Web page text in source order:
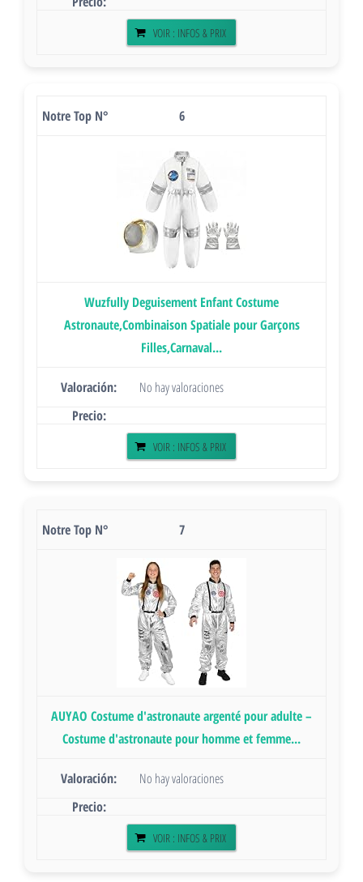
VOIR : INFOS & PRIX
6
Wuzfully Deguisement Enfant Costume
Astronaute,Combinaison Spatiale pour Garçons
Filles,Carnaval...
No hay valoraciones
VOIR : INFOS & PRIX
7
AUYAO Costume d'astronaute argenté pour adulte –
Costume d'astronaute pour homme et femme...
No hay valoraciones
VOIR : INFOS & PRIX